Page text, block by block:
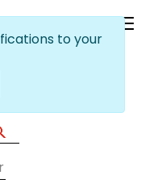
account
to your